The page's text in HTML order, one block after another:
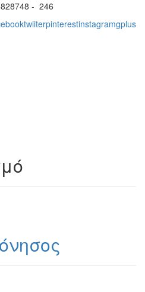
- 246
twiiterpinterestinstagramgplus